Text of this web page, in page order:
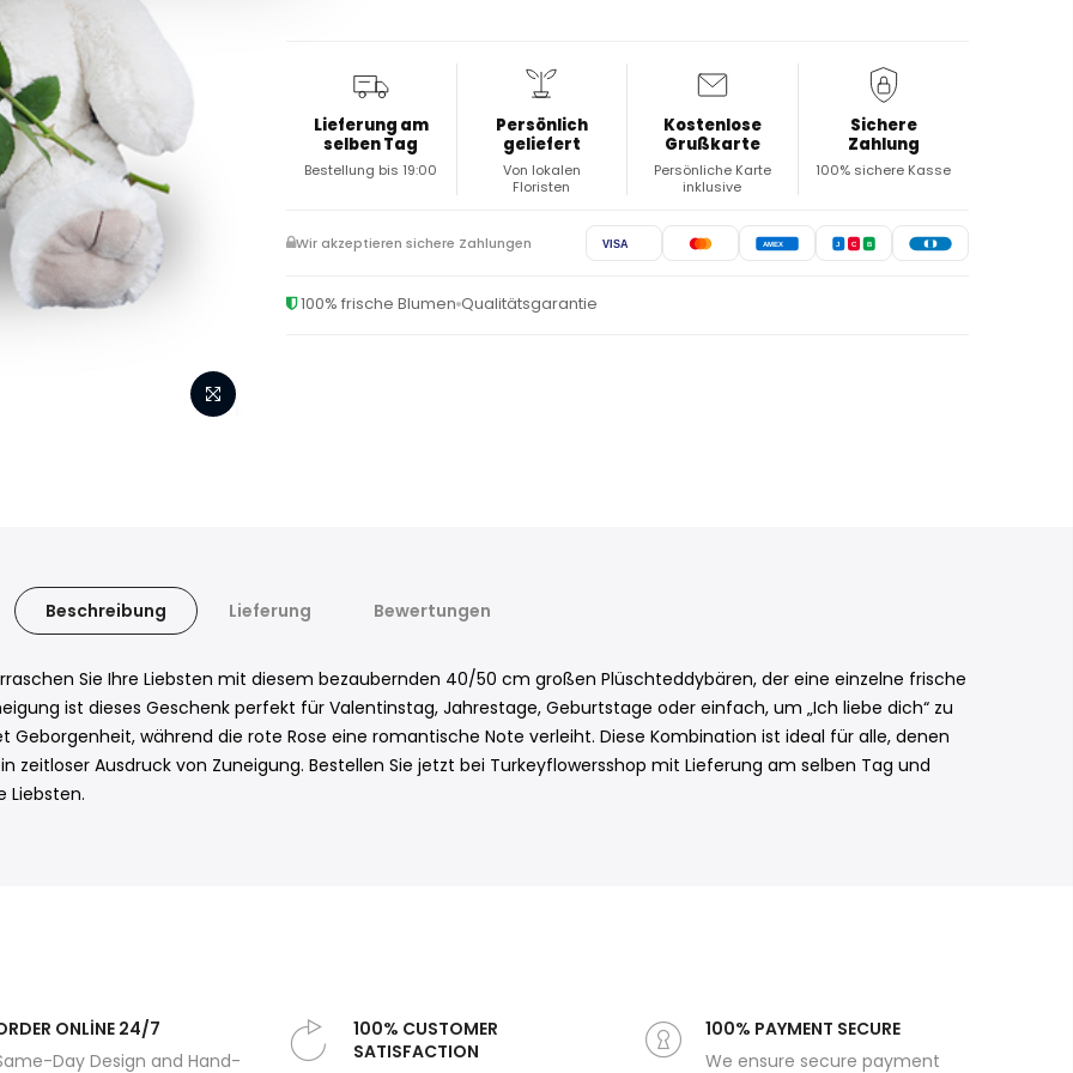
Lieferung am
selben Tag
Bestellung bis 19:00
Persönlich
geliefert
Von lokalen
Floristen
Kostenlose
Grußkarte
Persönliche Karte
inklusive
Sichere
Zahlung
100% sichere Kasse
Wir akzeptieren sichere Zahlungen VISA AMEX J C B
100% frische Blumen Qualitätsgarantie
Beschreibung Lieferung Bewertungen
Sie Ihre Liebsten mit diesem bezaubernden 40/50 cm großen Plüschteddybären, der eine einzelne frische
ist dieses Geschenk perfekt für Valentinstag, Jahrestage, Geburtstage oder einfach, um „Ich liebe dich“ zu
Geborgenheit, während die rote Rose eine romantische Note verleiht. Diese Kombination ist ideal für alle, denen
zeitloser Ausdruck von Zuneigung. Bestellen Sie jetzt bei Turkeyflowersshop mit Lieferung am selben Tag und
Liebsten.
ONLİNE 24/7
Day Design and Hand-
100% CUSTOMER
SATISFACTION
100% PAYMENT SECURE
We ensure secure payment